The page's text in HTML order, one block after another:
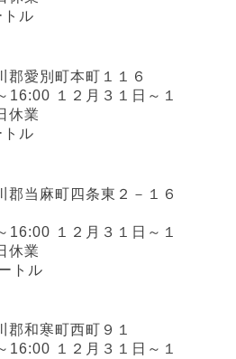
ル
郡愛別町本町１１６
16:00 １２月３１日～１
休業
ル
郡当麻町四条東２－１６
16:00 １２月３１日～１
休業
トル
郡和寒町西町９１
16:00 １２月３１日～１